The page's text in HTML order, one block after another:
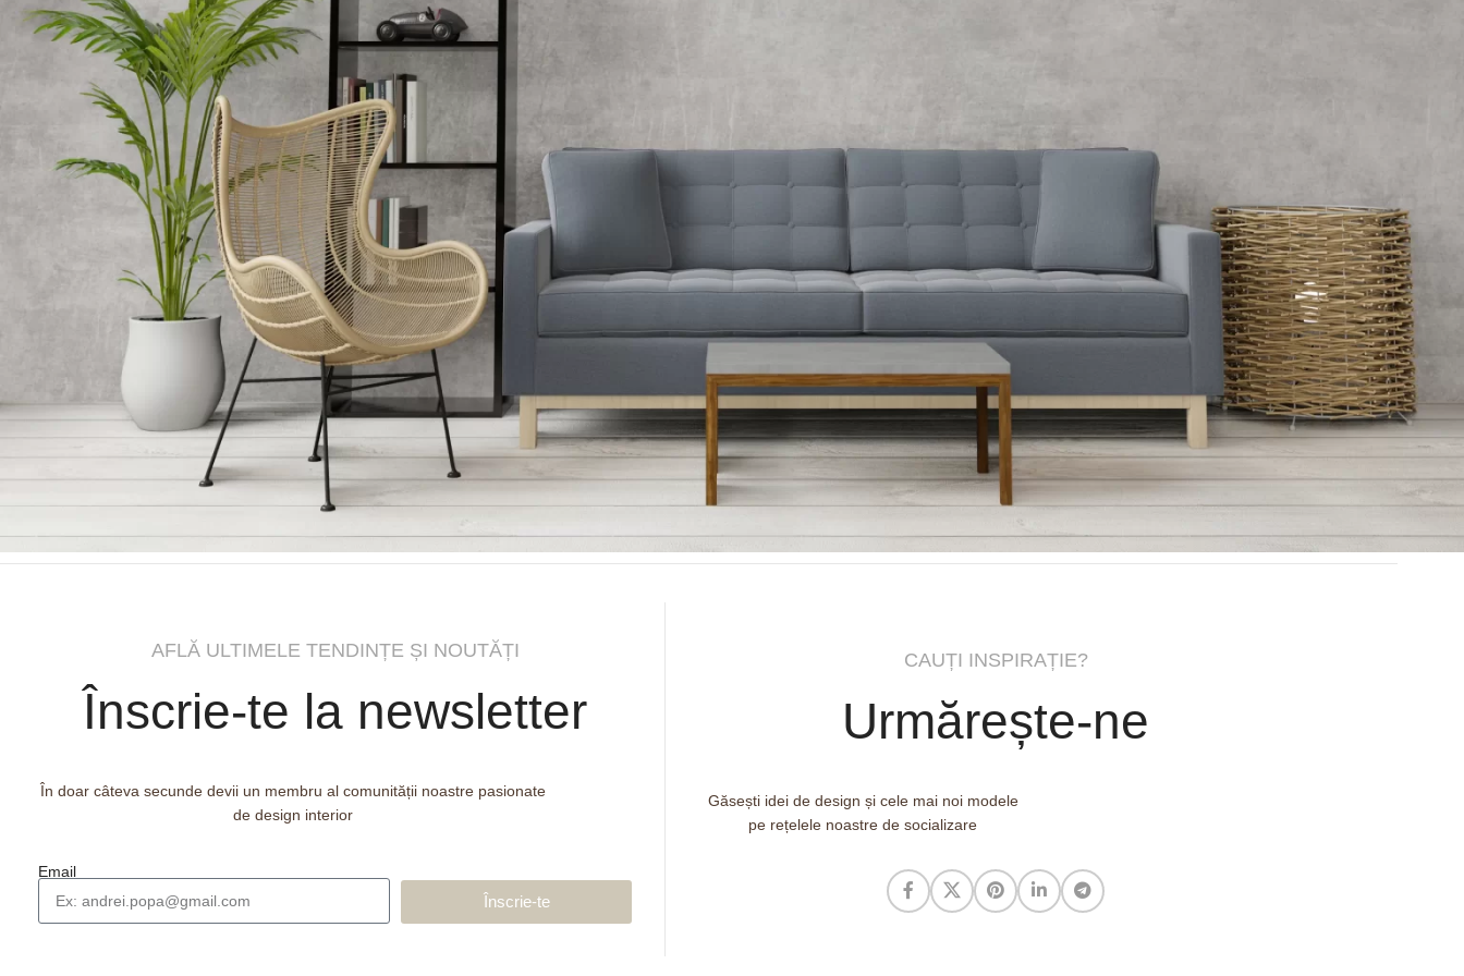
AFLĂ ULTIMELE TENDINȚE ȘI NOUTĂȚI
Înscrie-te la newsletter
În doar câteva secunde devii un membru al comunității noastre pasionate
de design interior
Email
Înscrie-te
CAUȚI INSPIRAȚIE?
Urmărește-ne
Găsești idei de design și cele mai noi modele
pe rețelele noastre de socializare